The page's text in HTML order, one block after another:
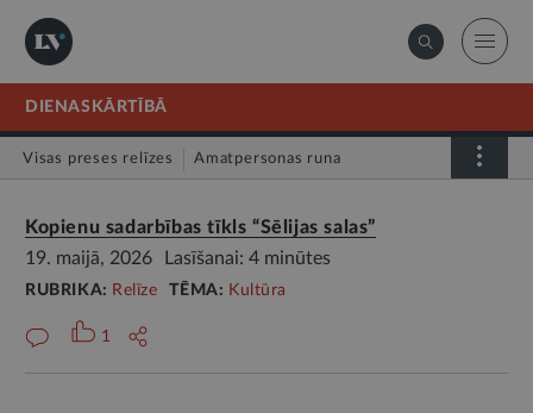
DIENASKĀRTĪBĀ
Visas preses relīzes Amatpersonas runa
Kopienu sadarbības tīkls “Sēlijas salas”
19. maijā, 2026
Lasīšanai: 4 minūtes
RUBRIKA: Relīze TĒMA: Kultūra
1